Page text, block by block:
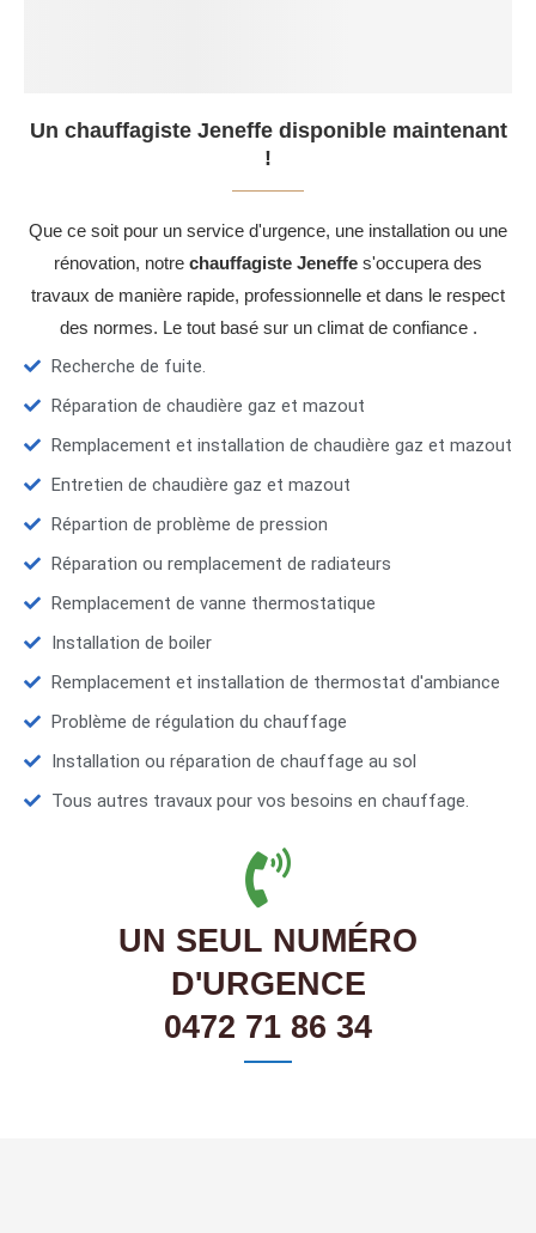
Un chauffagiste Jeneffe disponible maintenant
!
Que ce soit pour un service d'urgence, une installation ou une
rénovation, notre chauffagiste Jeneffe s'occupera des
travaux de manière rapide, professionnelle et dans le respect
des normes. Le tout basé sur un climat de confiance .
Recherche de fuite.
Réparation de chaudière gaz et mazout
Remplacement et installation de chaudière gaz et mazout
Entretien de chaudière gaz et mazout
Répartion de problème de pression
Réparation ou remplacement de radiateurs
Remplacement de vanne thermostatique
Installation de boiler
Remplacement et installation de thermostat d'ambiance
Problème de régulation du chauffage
Installation ou réparation de chauffage au sol
Tous autres travaux pour vos besoins en chauffage.
UN SEUL NUMÉRO
D'URGENCE
0472 71 86 34